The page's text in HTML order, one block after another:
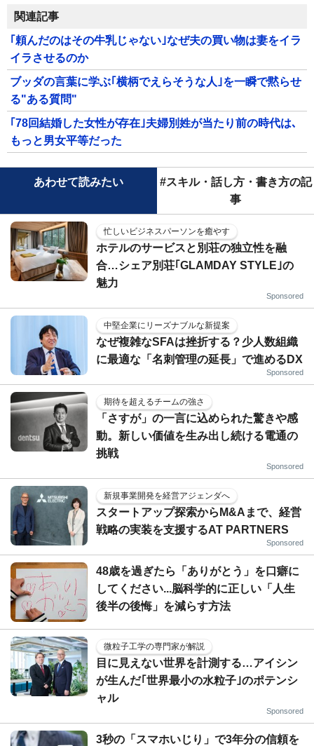
関連記事
｢頼んだのはその牛乳じゃない｣なぜ夫の買い物は妻をイラ
イラさせるのか
ブッダの言葉に学ぶ｢横柄でえらそうな人｣を一瞬で黙らせ
る"ある質問"
｢78回結婚した女性が存在｣夫婦別姓が当たり前の時代は､
もっと男女平等だった
あわせて読みたい
#スキル・話し方・書き方の記
事
忙しいビジネスパーソンを癒やす
ホテルのサービスと別荘の独立性を融
合…シェア別荘｢GLAMDAY STYLE｣の
魅力
Sponsored
中堅企業にリーズナブルな新提案
なぜ複雑なSFAは挫折する？少人数組織
に最適な「名刺管理の延長」で進めるDX
Sponsored
期待を超えるチームの強さ
「さすが」の一言に込められた驚きや感
動。新しい価値を生み出し続ける電通の
挑戦
Sponsored
新規事業開発を経営アジェンダへ
スタートアップ探索からM&Aまで、経営
戦略の実装を支援するAT PARTNERS
Sponsored
48歳を過ぎたら「ありがとう」を口癖に
してください...脳科学的に正しい「人生
後半の後悔」を減らす方法
微粒子工学の専門家が解説
目に見えない世界を計測する…アイシン
が生んだ｢世界最小の水粒子｣のポテンシ
ャル
Sponsored
3秒の「スマホいじり」で3年分の信頼を